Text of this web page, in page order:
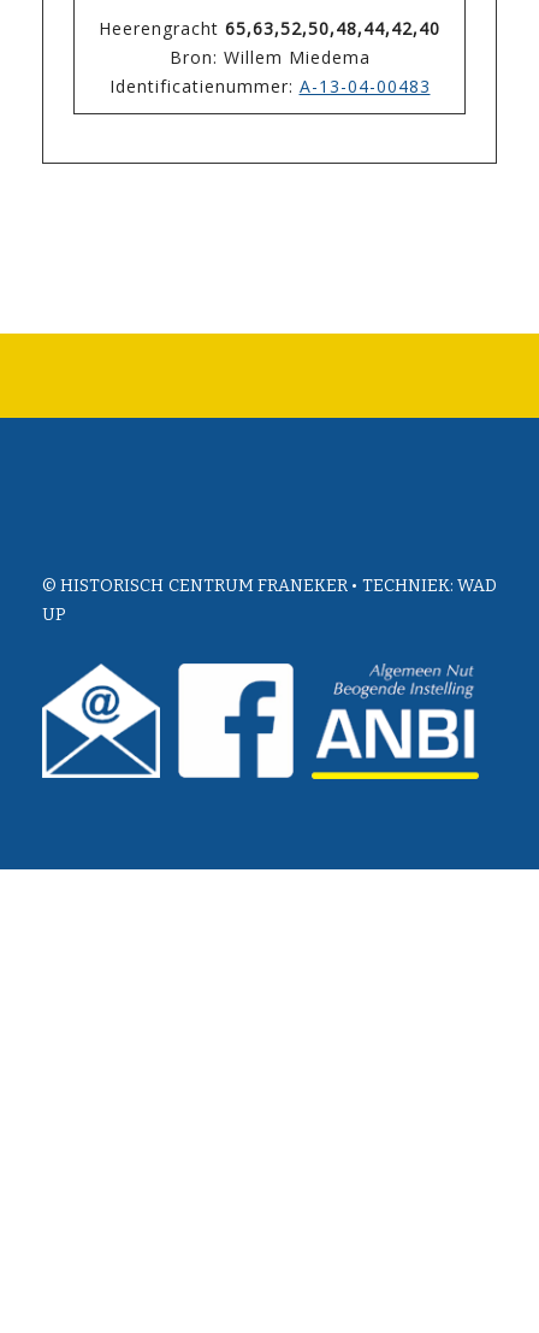
Heerengracht 65,63,52,50,48,44,42,40
Bron: Willem Miedema
Identificatienummer: A-13-04-00483
© HISTORISCH CENTRUM FRANEKER • TECHNIEK: WAD
UP